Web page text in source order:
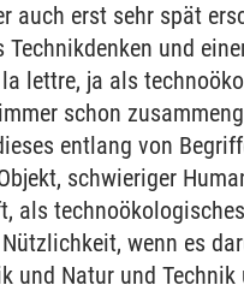
auch erst sehr spät
und
lettre, ja als
schon
entlang von
schwieriger
wenn es
und Natur und